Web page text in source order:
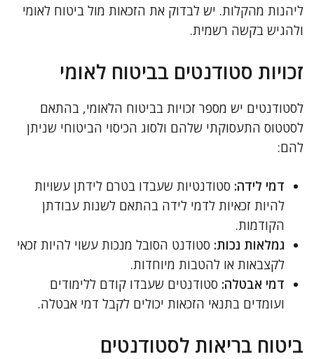
ליהנות מהקלות. יש לבדוק את הזכאות מול ביטוח לאומי
ולהגיש בקשה רשמית.
זכויות סטודנטים בביטוח לאומי
לסטודנטים יש מספר זכויות בביטוח הלאומי, בהתאם
לסטטוס התעסוקתי שלהם ולסוג הכיסוי הביטוחי שניתן
להם:
דמי לידה: סטודנטיות שעבדו בטרם לידתן עשויות
להיות זכאיות לדמי לידה בהתאם לשנות עבודתן
הקודמות.
גמלאות נכות: סטודנט הסובל מנכות עשוי להיות זכאי
לקצבאות או להטבות מיוחדות.
דמי אבטלה: סטודנטים שעבדו קודם ללימודים
ועומדים בתנאי הזכאות יכולים לקבל דמי אבטלה.
ביטוח בריאות לסטודנטים